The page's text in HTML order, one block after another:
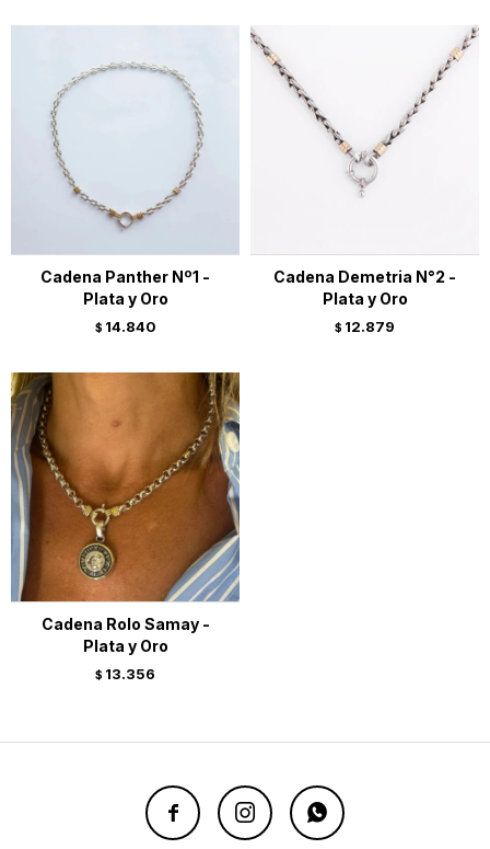
Cadena Panther Nº1 -
Plata y Oro
$ 14.840
Cadena Demetria N°2 -
Plata y Oro
$ 12.879
Cadena Rolo Samay -
Plata y Oro
$ 13.356
  